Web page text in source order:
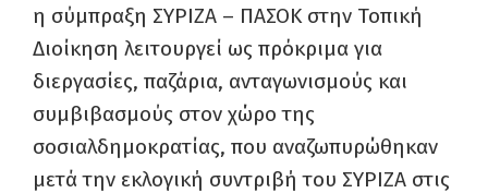
η σύμπραξη ΣΥΡΙΖΑ – ΠΑΣΟΚ στην Τοπική
Διοίκηση λειτουργεί ως πρόκριμα για
διεργασίες, παζάρια, ανταγωνισμούς και
συμβιβασμούς στον χώρο της
σοσιαλδημοκρατίας, που αναζωπυρώθηκαν
μετά την εκλογική συντριβή του ΣΥΡΙΖΑ στις